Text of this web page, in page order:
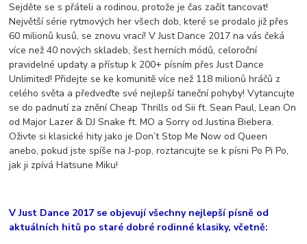
Sejděte se s přáteli a rodinou, protože je čas začít tancovat!
Největší série rytmových her všech dob, které se prodalo již přes
60 milionů kusů, se znovu vrací! V Just Dance 2017 na vás čeká
více než 40 nových skladeb, šest herních módů, celoroční
pravidelné updaty a přístup k 200+ písním přes Just Dance
Unlimited! Přidejte se ke komunitě více než 118 milionů hráčů z
celého světa a předveďte své nejlepší taneční pohyby! Vytancujte
se do padnutí za znění Cheap Thrills od Sii ft. Sean Paul, Lean On
od Major Lazer & DJ Snake ft. MO a Sorry od Justina Biebera.
Oživte si klasické hity jako je Don’t Stop Me Now od Queen
anebo, pokud jste spíše na J-pop, roztancujte se k písni Po Pi Po,
jak ji zpívá Hatsune Miku!
V Just Dance 2017 se objevují všechny nejlepší písně od
aktuálních hitů po staré dobré rodinné klasiky, včetně: